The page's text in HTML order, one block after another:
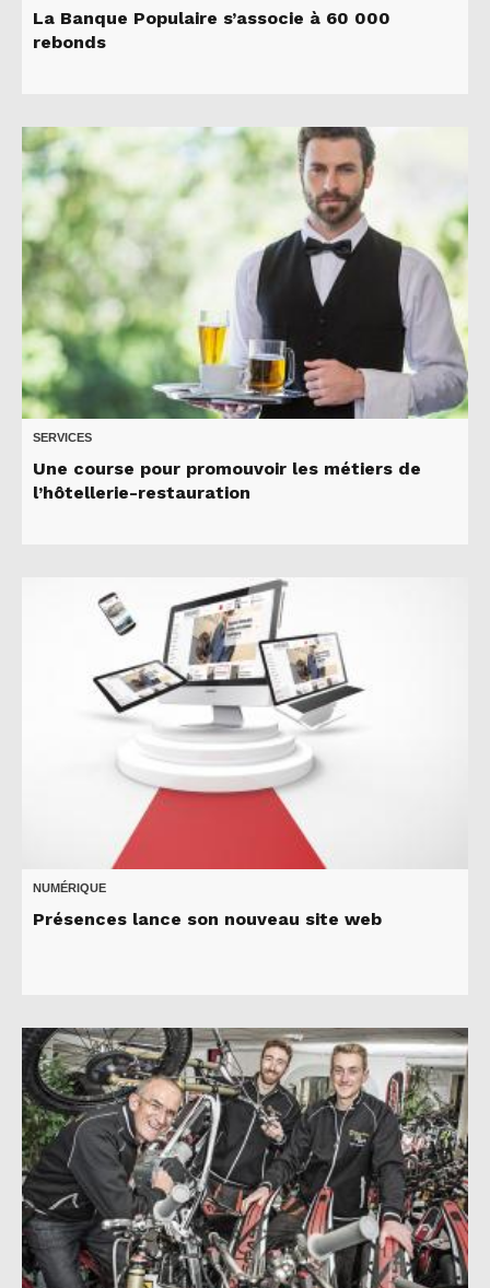
La Banque Populaire s’associe à 60 000
rebonds
SERVICES
Une course pour promouvoir les métiers de
l’hôtellerie-restauration
NUMÉRIQUE
Présences lance son nouveau site web